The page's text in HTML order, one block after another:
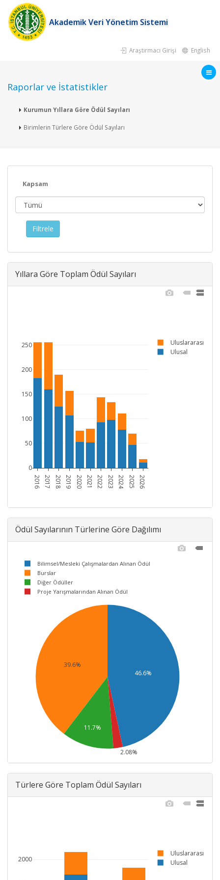
Akademik Veri Yönetim Sistemi
Araştırmacı Girişi English
Raporlar ve İstatistikler
Kurumun Yıllara Göre Ödül Sayıları
Birimlerin Türlere Göre Ödül Sayıları
Kapsam
Yıllara Göre Toplam Ödül Sayıları
2016 2017 2018 2019 2020 2021 2022 2023 2024 2025 2026
0
50
100
150
200
250
Uluslararası
Ulusal
Ödül Sayılarının Türlerine Göre Dağılımı
46.6%
39.6%
11.7%
2.08%
Bilimsel/Mesleki Çalışmalardan Alınan Ödül
Burslar
Diğer Ödüller
Proje Yarışmalarından Alınan Ödül
Türlere Göre Toplam Ödül Sayıları
2000
Uluslararası
Ulusal